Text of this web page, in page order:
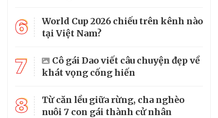
6
World Cup 2026 chiếu trên kênh nào
tại Việt Nam?
7
Cô gái Dao viết câu chuyện đẹp về
khát vọng cống hiến
8
Từ căn lều giữa rừng, cha nghèo
nuôi 7 con gái thành cử nhân